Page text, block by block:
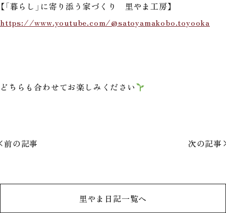
【「暮らし」に寄り添う家づくり 里やま工房】
https://www.youtube.com/@satoyamakobo.toyooka
どちらも合わせてお楽しみください
前の記事 次の記事
里やま日記一覧へ